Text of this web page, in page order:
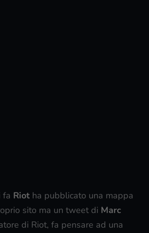
fa Riot ha pubblicato una mappa
sito ma un tweet di Marc
di Riot, fa pensare ad una